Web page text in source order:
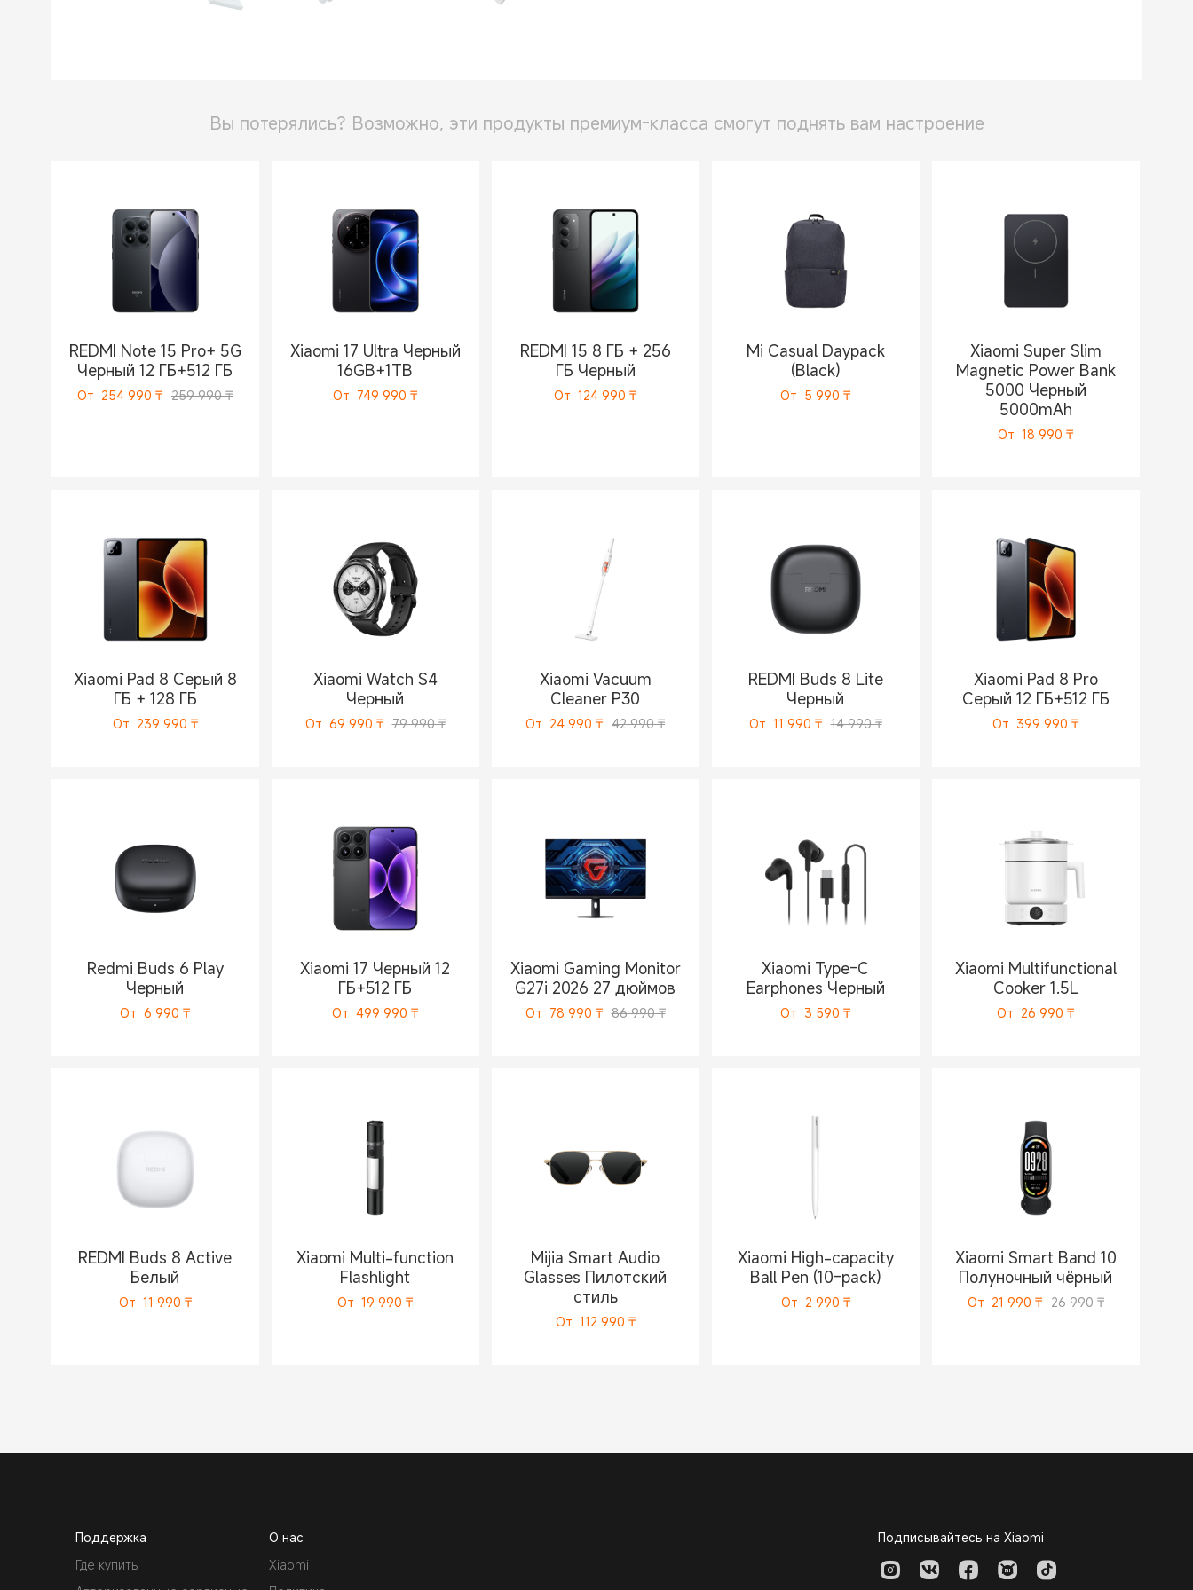
Вы потерялись? Возможно, эти продукты премиум-класса смогут поднять вам настроение
REDMI Note 15 Pro+ 5G
Черный 12 ГБ+512 ГБ
От 254 990 ₸ 259 990 ₸
Xiaomi 17 Ultra Черный
16GB+1TB
От 749 990 ₸
REDMI 15 8 ГБ + 256
ГБ Черный
От 124 990 ₸
Mi Casual Daypack
(Black)
От 5 990 ₸
Xiaomi Super Slim
Magnetic Power Bank
5000 Черный
5000mAh
От 18 990 ₸
Xiaomi Pad 8 Серый 8
ГБ + 128 ГБ
От 239 990 ₸
Xiaomi Watch S4
Черный
От 69 990 ₸ 79 990 ₸
Xiaomi Vacuum
Cleaner P30
От 24 990 ₸ 42 990 ₸
REDMI Buds 8 Lite
Черный
От 11 990 ₸ 14 990 ₸
Xiaomi Pad 8 Pro
Серый 12 ГБ+512 ГБ
От 399 990 ₸
Redmi Buds 6 Play
Черный
От 6 990 ₸
Xiaomi 17 Черный 12
ГБ+512 ГБ
От 499 990 ₸
Xiaomi Gaming Monitor
G27i 2026 27 дюймов
От 78 990 ₸ 86 990 ₸
Xiaomi Type-C
Earphones Черный
От 3 590 ₸
Xiaomi Multifunctional
Cooker 1.5L
От 26 990 ₸
REDMI Buds 8 Active
Белый
От 11 990 ₸
Xiaomi Multi-function
Flashlight
От 19 990 ₸
Mijia Smart Audio
Glasses Пилотский
стиль
От 112 990 ₸
Xiaomi High-capacity
Ball Pen (10-pack)
От 2 990 ₸
Xiaomi Smart Band 10
Полуночный чёрный
От 21 990 ₸ 26 990 ₸
Поддержка
Где купить
О нас
Xiaomi
Подписывайтесь на Xiaomi